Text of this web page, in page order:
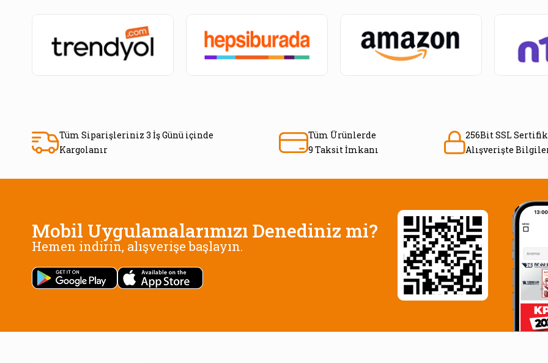
Tüm Siparişleriniz 3 İş Günü içinde
Kargolanır
Tüm Ürünlerde
9 Taksit İmkanı
256Bit SSL
Alışverişte
Mobil Uygulamalarımızı Denediniz mi?
Hemen indirin, alışverişe başlayın.